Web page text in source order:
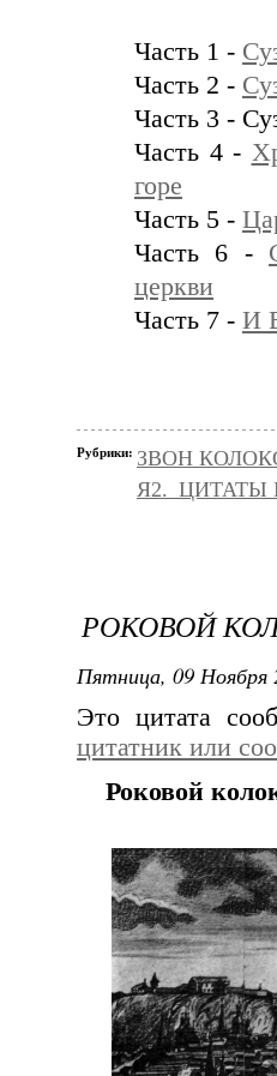
Часть 1 -
Часть 2 -
Часть 3 -
Часть 4 -
горе
Часть 5 -
Часть 6 -
церкви
Часть 7 - И
Рубрики: ЗВОН
РОКОВОЙ
Пятница, 09 Ноября
Это цитата
цитатник или
Роковой